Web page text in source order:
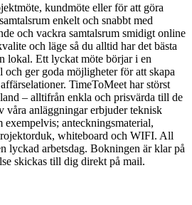
kundmöte eller för att göra
enkelt och snabbt med
och vackra samtalsrum smidigt online
och läge så du alltid har det bästa
lokal. Ett lyckat möte börjar i en
och ger goda möjligheter för att skapa
TimeToMeet har störst
– alltifrån enkla och prisvärda till de
våra anläggningar erbjuder teknisk
anteckningsmaterial,
whiteboard och WIFI. All
lyckad arbetsdag. Bokningen är klar på
skickas till dig direkt på mail.